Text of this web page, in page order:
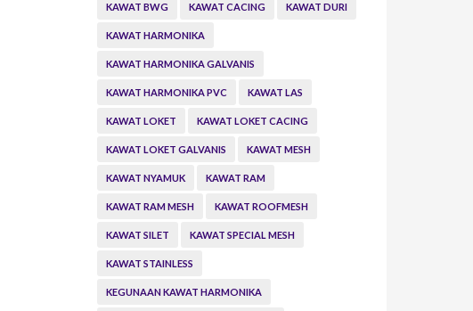
KAWAT BWG KAWAT CACING KAWAT DURI
KAWAT HARMONIKA
KAWAT HARMONIKA GALVANIS
KAWAT HARMONIKA PVC KAWAT LAS
KAWAT LOKET KAWAT LOKET CACING
KAWAT LOKET GALVANIS KAWAT MESH
KAWAT NYAMUK KAWAT RAM
KAWAT RAM MESH KAWAT ROOFMESH
KAWAT SILET KAWAT SPECIAL MESH
KAWAT STAINLESS
KEGUNAAN KAWAT HARMONIKA